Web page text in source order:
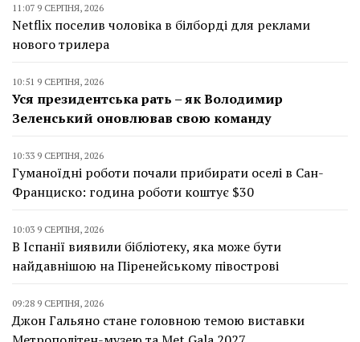
11:07 9 СЕРПНЯ, 2026
Netflix поселив чоловіка в білборді для реклами
нового трилера
10:51 9 СЕРПНЯ, 2026
Уся президентська рать – як Володимир
Зеленський оновлював свою команду
10:33 9 СЕРПНЯ, 2026
Гуманоїдні роботи почали прибирати оселі в Сан-
Франциско: година роботи коштує $30
10:03 9 СЕРПНЯ, 2026
В Іспанії виявили бібліотеку, яка може бути
найдавнішою на Піренейському півострові
09:28 9 СЕРПНЯ, 2026
Джон Гальяно стане головною темою виставки